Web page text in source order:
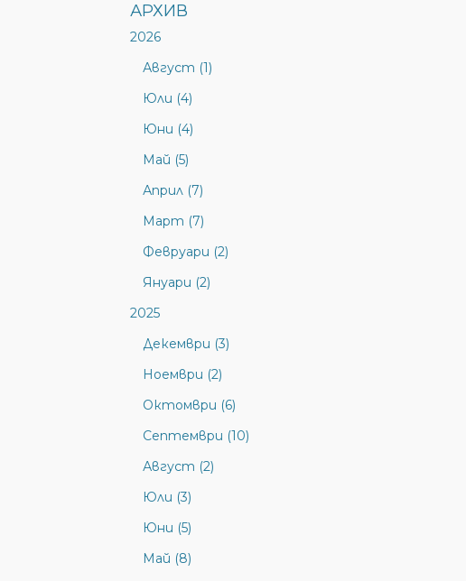
АРХИВ
2026
Август (1)
Юли (4)
Юни (4)
Май (5)
Април (7)
Март (7)
Февруари (2)
Януари (2)
2025
Декември (3)
Ноември (2)
Октомври (6)
Септември (10)
Август (2)
Юли (3)
Юни (5)
Май (8)